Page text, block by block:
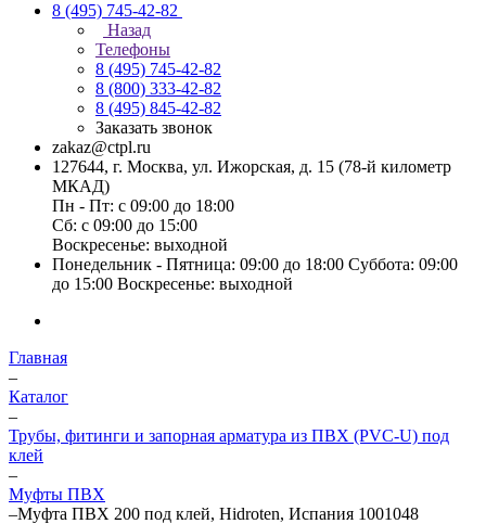
8 (495) 745-42-82
Назад
Телефоны
8 (495) 745-42-82
8 (800) 333-42-82
8 (495) 845-42-82
Заказать звонок
zakaz@ctpl.ru
127644, г. Москва, ул. Ижорская, д. 15 (78-й километр
МКАД)
Пн - Пт: с 09:00 до 18:00
Сб: с 09:00 до 15:00
Воскресенье: выходной
Понедельник - Пятница: 09:00 до 18:00 Суббота: 09:00
до 15:00 Воскресенье: выходной
Главная
–
Каталог
–
Трубы, фитинги и запорная арматура из ПВХ (PVC-U) под
клей
–
Муфты ПВХ
–Муфта ПВХ 200 под клей, Hidroten, Испания 1001048